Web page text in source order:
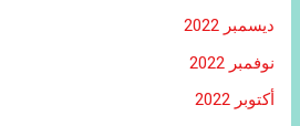
ديسمبر 2022
نوفمبر 2022
أكتوبر 2022